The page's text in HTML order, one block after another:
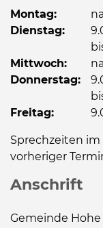
Montag:
Dienstag:
Mittwoch:
Donnerstag:
Freitag:
Sprechzeiten
vorheriger
Anschrift
Gemeinde Hohe